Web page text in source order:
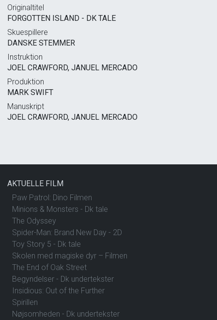
Originaltitel
FORGOTTEN ISLAND - DK TALE
Skuespillere
DANSKE STEMMER
Instruktion
JOEL CRAWFORD, JANUEL MERCADO
Produktion
MARK SWIFT
Manuskript
JOEL CRAWFORD, JANUEL MERCADO
AKTUELLE FILM
Paw Patrol: Dino Filmen
Minions & Monsters - Dk tale
The Odyssey
Spider-Man: Brand New Day - 2D
Toy Story 5 - Dk tale
Skolen med magiske dyr – Filmen
The End of Oak Street
Begyndelser - Dk undertekster
Insidious: Out of the Further
Spirillen
Nøjsomheden - Dk undertekster